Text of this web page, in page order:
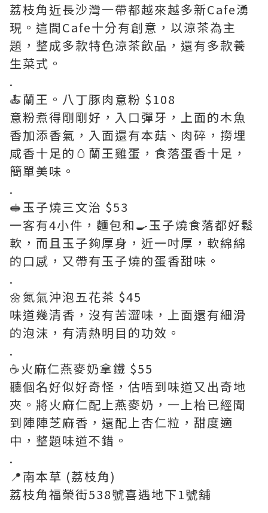
荔枝角近長沙灣一帶都越來越多新Cafe湧
現。這間Cafe十分有創意，以涼茶為主
題，整成多款特色涼茶飲品，還有多款養
生菜式。
.
🍝蘭王。八丁豚肉意粉 $108
意粉煮得剛剛好，入口彈牙，上面的木魚
香加添香氣，入面還有本菇、肉碎，撈埋
咸香十足的🥚蘭王雞蛋，食落蛋香十足，
簡單美味。
.
🥪玉子燒三文治 $53
一客有4小件，麵包和🍳玉子燒食落都好鬆
軟，而且玉子夠厚身，近一吋厚，軟綿綿
的口感，又帶有玉子燒的蛋香甜味。
.
🌼氮氣沖泡五花茶 $45
味道幾清香，沒有苦澀味，上面還有細滑
的泡沫，有清熱明目的功效。
.
☕️火麻仁燕麥奶拿鐵 $55
聽個名好似好奇怪，估唔到味道又出奇地
夾。將火麻仁配上燕麥奶，一上枱已經聞
到陣陣芝麻香，還配上杏仁粒，甜度適
中，整題味道不錯。
.
📍南本草 (荔枝角)
荔枝角福榮街538號喜遇地下1號舖